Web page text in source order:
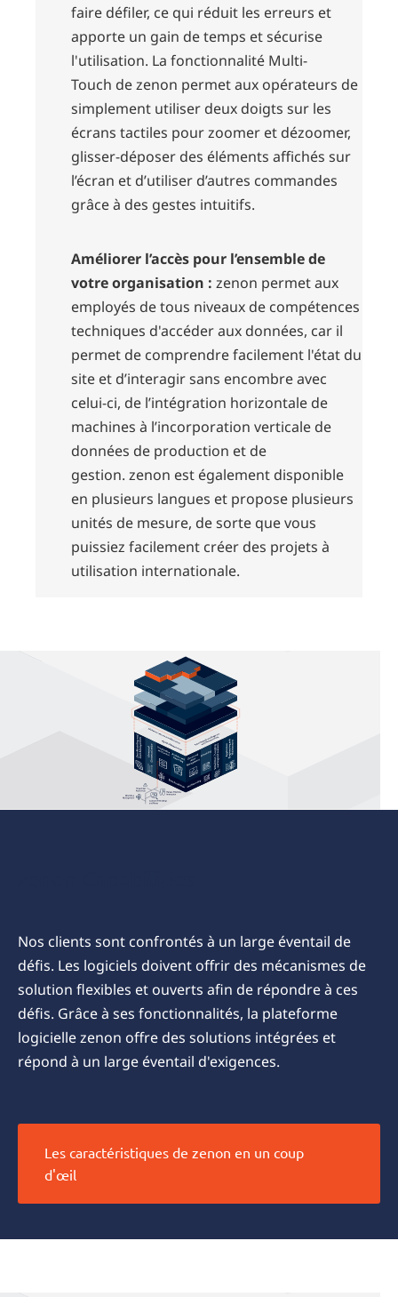
faire défiler, ce qui réduit les erreurs et
apporte un gain de temps et sécurise
l'utilisation. La fonctionnalité Multi-
Touch de zenon permet aux opérateurs de
simplement utiliser deux doigts sur les
écrans tactiles pour zoomer et dézoomer,
glisser-déposer des éléments affichés sur
l’écran et d’utiliser d’autres commandes
grâce à des gestes intuitifs.
Améliorer l’accès pour l’ensemble de
votre organisation : zenon permet aux
employés de tous niveaux de compétences
techniques d'accéder aux données, car il
permet de comprendre facilement l'état du
site et d’interagir sans encombre avec
celui-ci, de l’intégration horizontale de
machines à l’incorporation verticale de
données de production et de
gestion. zenon est également disponible
en plusieurs langues et propose plusieurs
unités de mesure, de sorte que vous
puissiez facilement créer des projets à
utilisation internationale.
Nos clients sont confrontés à un large éventail de
défis. Les logiciels doivent offrir des mécanismes de
solution flexibles et ouverts afin de répondre à ces
défis. Grâce à ses fonctionnalités, la plateforme
logicielle zenon offre des solutions intégrées et
répond à un large éventail d'exigences.
Les caractéristiques de zenon en un coup
d'œil